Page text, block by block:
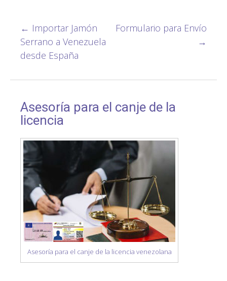
← Importar Jamón
Serrano a Venezuela
desde España
Formulario para Envío
→
Asesoría para el canje de la
licencia
Asesoría para el canje de la licencia venezolana